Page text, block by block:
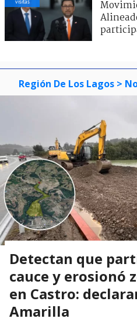
Región De Los Lagos >
Detectan que
cauce y erosionó
en Castro:
Amarilla